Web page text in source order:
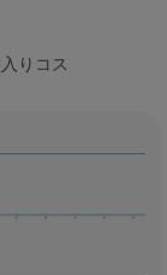
りコス